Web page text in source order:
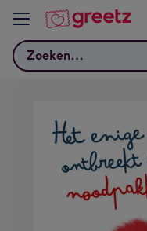
Bekijk meer
Zoeken